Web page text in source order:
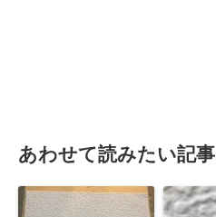
あわせて読みたい記事